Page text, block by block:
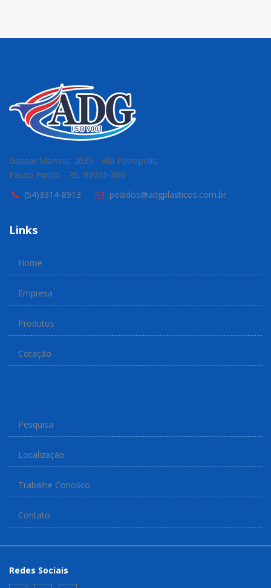
Gaspar Martins, 2035 - Vila Petropolis,
Passo Fundo - RS, 99051-380
(54)3314-8913
pedidos@adgplasticos.com.br
Links
Home
Empresa
Produtos
Cotação
Pesquisa
Localização
Trabalhe Conosco
Contato
Redes Sociais